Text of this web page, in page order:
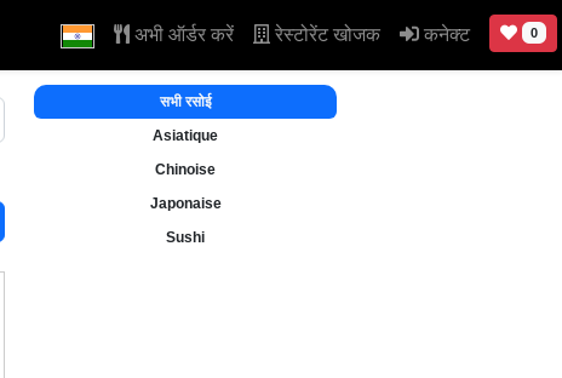
अभी ऑर्डर करें रेस्टोरेंट खोजक कनेक्ट 0
सभी रसोई
Asiatique
Chinoise
Japonaise
Sushi